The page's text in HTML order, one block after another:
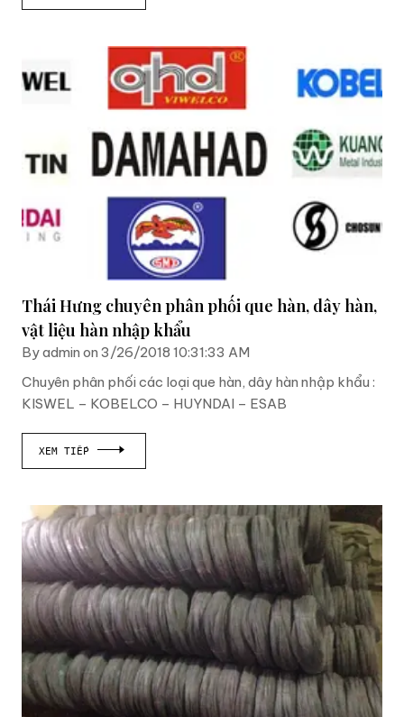
Thái Hưng chuyên phân phối que hàn, dây hàn,
vật liệu hàn nhập khẩu
By admin on 3/26/2018 10:31:33 AM
Chuyên phân phối các loại que hàn, dây hàn nhập khẩu :
KISWEL – KOBELCO – HUYNDAI – ESAB
XEM TIẾP